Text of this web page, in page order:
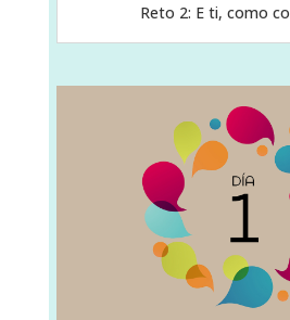
Reto 2: E ti, como